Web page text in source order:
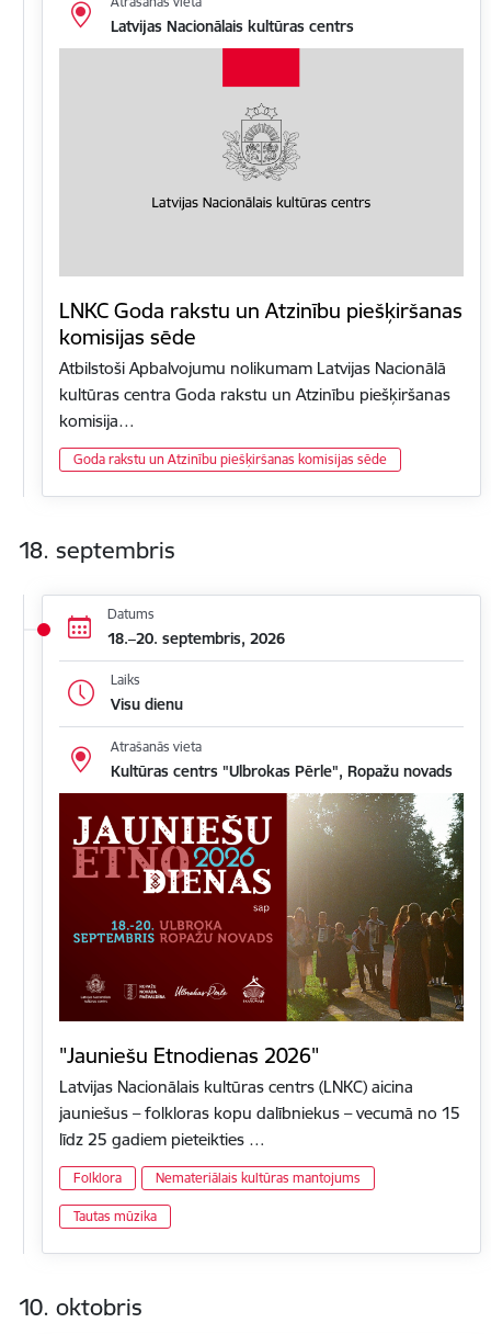
Latvijas Nacionālais kultūras centrs
LNKC Goda rakstu un Atzinību piešķiršanas
komisijas sēde
Atbilstoši Apbalvojumu nolikumam Latvijas Nacionālā
kultūras centra Goda rakstu un Atzinību piešķiršanas
komisija…
Goda rakstu un Atzinību piešķiršanas komisijas sēde
18. septembris
Datums
18.–20. septembris, 2026
Laiks
Visu dienu
Atrašanās vieta
Kultūras centrs "Ulbrokas Pērle", Ropažu novads
"Jauniešu Etnodienas 2026"
Latvijas Nacionālais kultūras centrs (LNKC) aicina
jauniešus – folkloras kopu dalībniekus – vecumā no 15
līdz 25 gadiem pieteikties …
Folklora Nemateriālais kultūras mantojums
Tautas mūzika
10. oktobris